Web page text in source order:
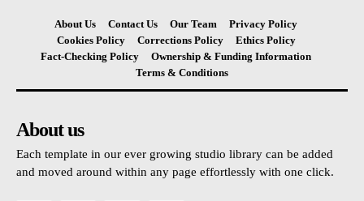
About Us Contact Us Our Team
Privacy Policy
Cookies Policy
Corrections Policy
Ethics Policy
Fact-Checking Policy
Ownership & Funding Information
Terms & Conditions
About us
Each template in our ever growing studio library can be added
and moved around within any page effortlessly with one click.